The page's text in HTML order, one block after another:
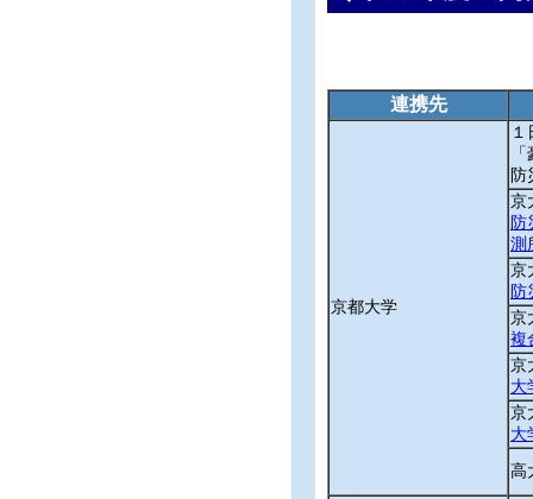
連携先
京都大学
１
防
京
防
測
京
防
京
複
京
大
京
大
高